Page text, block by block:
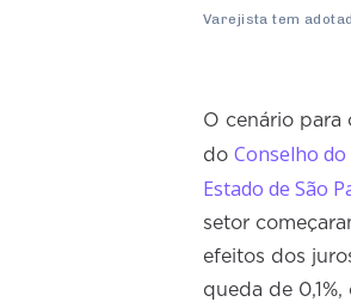
Varejista tem
O cenário para
do Conselho
Estado de São
setor
efeitos dos
queda de